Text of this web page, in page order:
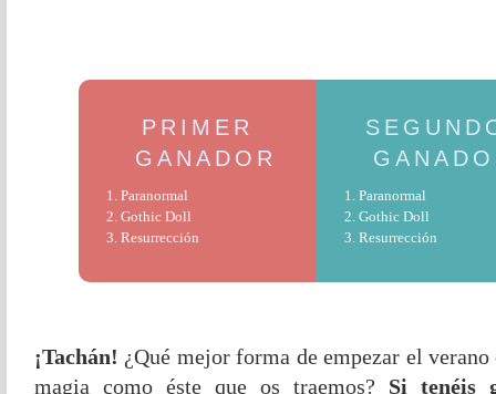
PRIMER
GANADOR
1. Paranormal
2. Gothic Doll
3. Resurrección
1. Paranormal
2. Gothic Doll
3. Resurrección
¡Tachán! ¿Qué mejor forma de empezar el
magia como éste que os traemos? Si tenéis